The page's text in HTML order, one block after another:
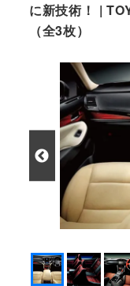
に新技術！ |
（全3枚）